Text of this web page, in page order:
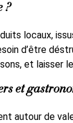
?
locaux,
d’être
et laisser
et
autour de